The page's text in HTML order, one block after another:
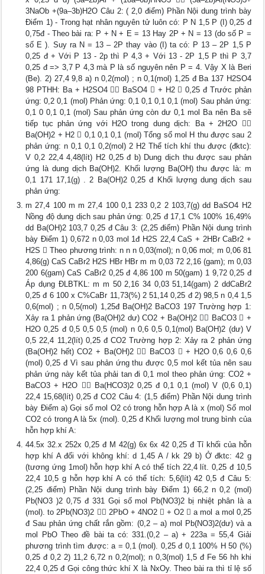
3NaOb +(9a–3b)H2O Câu 2: ( 2,0 điểm) Phần Nội dung trình bày
Điểm 1) - Trong hạt nhân nguyên tử luôn có: P N 1,5 P (I) 0,25 đ
0,75đ - Theo bài ra: P + N + E = 13 Hay 2P + N = 13 (do số P =
số E ). Suy ra N = 13 – 2P thay vào (I) ta có: P 13 – 2P 1,5 P
0,25 đ + Với P 13 - 2p thì P 4,3 + Với 13 - 2P 1,5 P thì P 3,7
0,25 đ => 3,7 P 4,3 mà P là số nguyên nên P = 4. Vậy X là Beri
(Be). 2) 27,4 9,8 a) n 0,2(mol) ; n 0,1(mol) 1,25 đ Ba 137 H2SO4
98 PTHH: Ba + H2SO4  BaSO4  + H2  0,25 đ Trước phản
ứng: 0,2 0,1 (mol) Phản ứng: 0,1 0,1 0,1 0,1 (mol) Sau phản ứng:
0,1 0 0,1 0,1 (mol) Sau phản ứng còn dư 0,1 mol Ba nên Ba sẽ
tiếp tục phản ứng với H2O trong dung dịch: Ba + 2H2O 
Ba(OH)2 + H2  0,1 0,1 0,1 (mol) Tổng số mol H thu được sau 2
phản ứng: n 0,1 0,1 0,2(mol) 2 H2 Thể tích khí thu được (đktc):
V 0,2 22,4 4,48(lít) H2 0,25 đ b) Dung dịch thu được sau phản
ứng là dung dịch Ba(OH)2. Khối lượng Ba(OH) thu được là: m
0,1 171 17,1(g) . 2 Ba(OH)2 0,25 đ Khối lượng dung dịch sau
phản ứng:
m 27,4 100 m m 27,4 100 0,1 233 0,2 2 103,7(g) dd BaSO4 H2
Nồng độ dung dịch sau phản ứng: 0,25 đ 17,1 C% 100% 16,49%
dd Ba(OH)2 103,7 0,25 đ Câu 3: (2,25 điểm) Phần Nội dung trình
bày Điểm 1) 0,672 n 0,03 mol 1đ H2S 22,4 CaS + 2HBr CaBr2 +
H2S  Theo phương trình: n n n 0,03(mol); n 0,06 mol; m 0,06 81
4,86(g) CaS CaBr2 H2S HBr HBr m m 0,03 72 2,16 (gam); m 0,03
200 6(gam) CaS CaBr2 0,25 đ 4,86 100 m 50(gam) 1 9,72 0,25 đ
Áp dụng ĐLBTKL: m m 50 2,16 34 0,03 51,14(gam) 2 ddCaBr2
0,25 đ 6 100 x C%CaBr 11,73(%) 2 51,14 0,25 đ 2) 98,5 n 0,4 1,5
0,6(mol) ; n 0,5(mol) 1,25đ Ba(OH)2 BaCO3 197 Trường hợp 1:
Xảy ra 1 phản ứng (Ba(OH)2 dư) CO2 + Ba(OH)2  BaCO3  +
H2O 0,25 đ 0,5 0,5 0,5 (mol) n 0,6 0,5 0,1(mol) Ba(OH)2 (dư) V
0,5 22,4 11,2(lít) 0,25 đ CO2 Trường hợp 2: Xảy ra 2 phản ứng
(Ba(OH)2 hết) CO2 + Ba(OH)2  BaCO3  + H2O 0,6 0,6 0,6
(mol) 0,25 đ Vì sau phản ứng thu được 0,5 mol kết tủa nên sau
phản ứng này kết tủa phải tan đi 0,1 mol theo phản ứng: CO2 +
BaCO3 + H2O  Ba(HCO3)2 0,25 đ 0,1 0,1 (mol) V (0,6 0,1)
22,4 15,68(lít) 0,25 đ CO2 Câu 4: (1,5 điểm) Phần Nội dung trình
bày Điểm a) Gọi số mol O2 có trong hỗn hợp A là x (mol) Số mol
CO2 có trong A là 5x (mol). 0,25 đ Khối lượng mol trung bình của
hỗn hợp khí A:
44.5x 32.x 252x 0,25 đ M 42(g) 6x 6x 42 0,25 đ Tỉ khối của hỗn
hợp khí A đối với không khí: d 1,45 A / kk 29 b) Ở đktc: 42 g
(tương ứng 1mol) hỗn hợp khí A có thể tích 22,4 lít. 0,25 đ 10,5
22,4 10,5 g hỗn hợp khí A có thể tích: 5,6(lít) 42 0,5 đ Câu 5:
(2,25 điểm) Phần Nội dung trình bày Điểm 1) 66,2 n 0,2 (mol)
Pb(NO3 )2 0,75 đ 331 Gọi số mol Pb(NO3)2 bị nhiệt phân là a
(mol). to 2Pb(NO3)2  2PbO + 4NO2  + O2  a mol a mol 0,25
đ Sau phản ứng chất rắn gồm: (0,2 – a) mol Pb(NO3)2(dư) và a
mol PbO Theo đề bài ta có: 331.(0,2 – a) + 223a = 55,4 Giải
phương trình tìm được: a = 0,1 (mol). 0,25 đ 0,1 100% H 50 (%)
0,25 đ 0,2 2) 11,2 6,72 n 0,2(mol); n 0,3(mol) 1,5 đ Fe 56 hh khi
22,4 0,25 đ Gọi công thức khí X là NxOy. Theo bài ra thì tỉ lệ số